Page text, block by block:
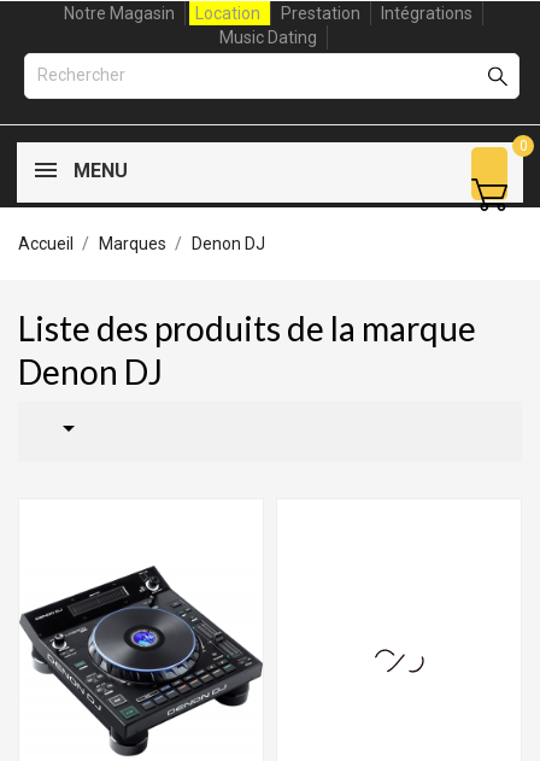
Notre Magasin Location Prestation
Intégrations
Music Dating
MENU
0
Accueil Marques Denon DJ
Liste des produits de la marque
Denon DJ
